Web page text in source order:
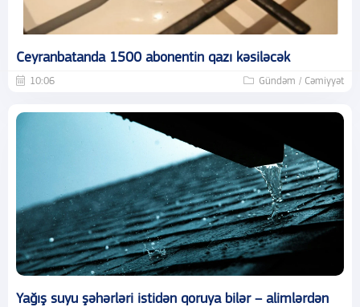
Ceyranbatanda 1500 abonentin qazı kəsiləcək
10:06 Gündəm / Cəmiyyət
Yağış suyu şəhərləri istidən qoruya bilər – alimlərdən